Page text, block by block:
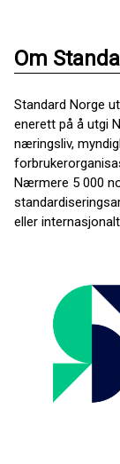
Om
Standard Norge
enerett på å utgi
næringsliv,
Nærmere 5 000
eller